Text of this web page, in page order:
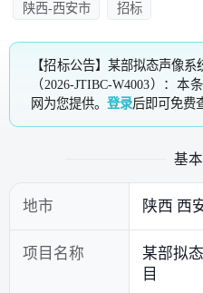
陕西-西安市 招标
【招标公告】某部拟态声像
（2026-JTIBC-W4003）：
网为您提供。登录后即可免费
基
地市 陕西 西
项目名称
某部拟
目